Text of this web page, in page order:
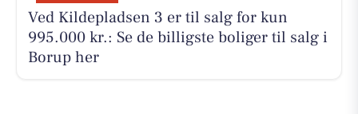
Ved Kildepladsen 3 er til salg for kun
995.000 kr.: Se de billigste boliger til salg i
Borup her